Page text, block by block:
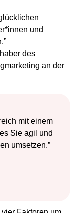
und
des
an der
mit einem
Sie agil und
umsetzen.”